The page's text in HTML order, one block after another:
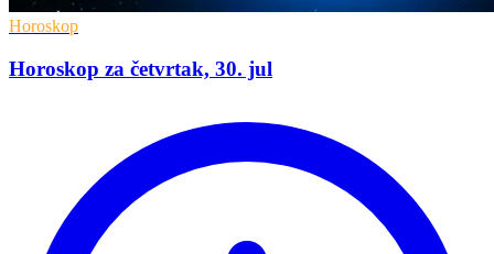
Horoskop
Horoskop za četvrtak, 30. jul